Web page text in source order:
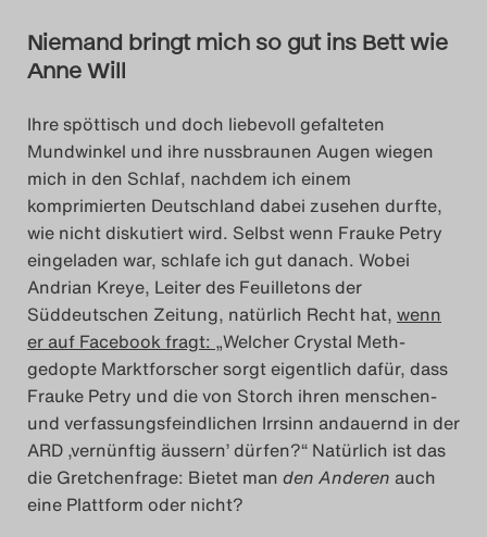
Niemand bringt mich so gut ins Bett wie
Anne Will
Ihre spöttisch und doch liebevoll gefalteten
Mundwinkel und ihre nussbraunen Augen wiegen
mich in den Schlaf, nachdem ich einem
komprimierten Deutschland dabei zusehen durfte,
wie nicht diskutiert wird. Selbst wenn Frauke Petry
eingeladen war, schlafe ich gut danach. Wobei
Andrian Kreye, Leiter des Feuilletons der
Süddeutschen Zeitung, natürlich Recht hat, wenn
er auf Facebook fragt: „Welcher Crystal Meth-
gedopte Marktforscher sorgt eigentlich dafür, dass
Frauke Petry und die von Storch ihren menschen-
und verfassungsfeindlichen Irrsinn andauernd in der
ARD ‚vernünftig äussern’ dürfen?“ Natürlich ist das
die Gretchenfrage: Bietet man den Anderen auch
eine Plattform oder nicht?